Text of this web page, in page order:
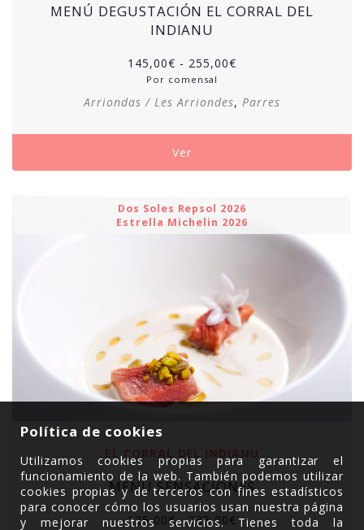
MENÚ DEGUSTACIÓN EL CORRAL DEL
INDIANU
145,00€ - 255,00€Rango
desde
hasta
Por comensal
Arriondas / Les Arriondes, Parres
Ver
Dos Soles Repsol 2026
Estrella Michelin 2026
EL CORRAL DEL INDIANU
MENÚ SENSACIONES
125,00€ - 235,00€ Rango
Política de cookies
Utilizamos cookies propias para garantizar el
funcionamiento de la web. También podemos utilizar
cookies propias y de terceros con fines estadísticos
para conocer cómo los usuarios usan nuestra página
y mejorar nuestros servicios. Tienes toda la